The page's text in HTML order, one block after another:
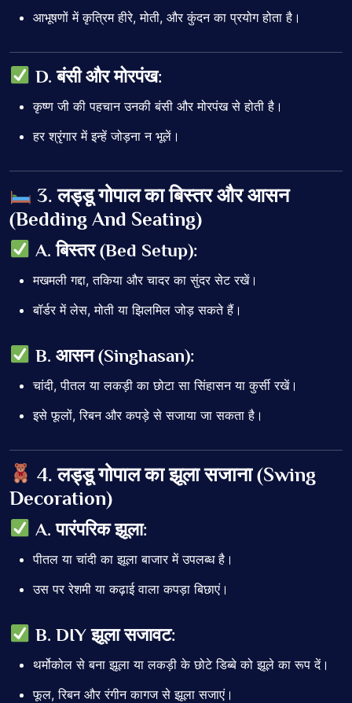
आभूषणों में कृत्रिम हीरे, मोती, और कुंदन का प्रयोग होता है।
D. बंसी और मोरपंख:
कृष्ण जी की पहचान उनकी बंसी और मोरपंख से होती है।
हर श्रृंगार में इन्हें जोड़ना न भूलें।
3. लड्डू गोपाल का बिस्तर और आसन
(Bedding And Seating)
A. बिस्तर (Bed Setup):
मखमली गद्दा, तकिया और चादर का सुंदर सेट रखें।
बॉर्डर में लेस, मोती या झिलमिल जोड़ सकते हैं।
B. आसन (Singhasan):
चांदी, पीतल या लकड़ी का छोटा सा सिंहासन या कुर्सी रखें।
इसे फूलों, रिबन और कपड़े से सजाया जा सकता है।
4. लड्डू गोपाल का झूला सजाना (Swing
Decoration)
A. पारंपरिक झूला:
पीतल या चांदी का झूला बाजार में उपलब्ध है।
उस पर रेशमी या कढ़ाई वाला कपड़ा बिछाएं।
B. DIY झूला सजावट:
थर्मोकोल से बना झूला या लकड़ी के छोटे डिब्बे को झूले का रूप दें।
फूल, रिबन और रंगीन कागज से झूला सजाएं।